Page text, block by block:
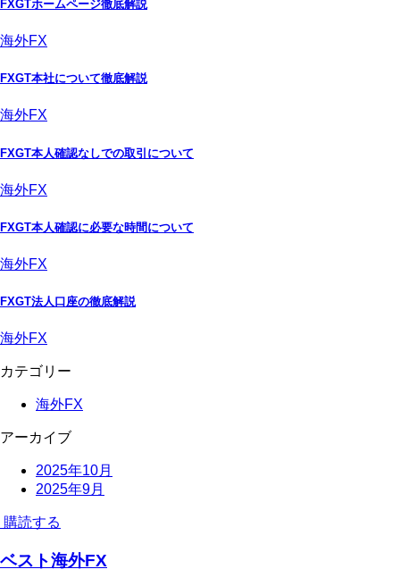
FXGTホームページ徹底解説
海外FX
FXGT本社について徹底解説
海外FX
FXGT本人確認なしでの取引について
海外FX
FXGT本人確認に必要な時間について
海外FX
FXGT法人口座の徹底解説
海外FX
カテゴリー
海外FX
アーカイブ
2025年10月
2025年9月
購読する
ベスト海外FX